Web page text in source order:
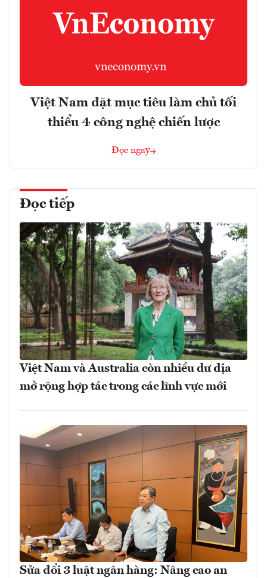
Việt Nam đặt mục tiêu làm chủ tối
thiểu 4 công nghệ chiến lược
Đọc ngay
Đọc tiếp
Việt Nam và Australia còn nhiều dư địa
mở rộng hợp tác trong các lĩnh vực mới
Sửa đổi 3 luật ngân hàng: Nâng cao an